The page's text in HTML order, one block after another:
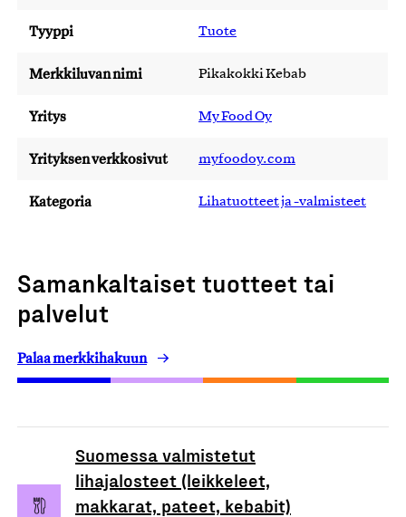
Tyyppi Tuote
Merkkiluvan nimi Pikakokki Kebab
Yritys My Food Oy
Yrityksen verkkosivut myfoodoy.com
Kategoria Lihatuotteet ja -valmisteet
Samankaltaiset tuotteet tai
palvelut
Palaa merkkihakuun
Suomessa valmistetut
lihajalosteet (leikkeleet,
makkarat, pateet, kebabit)